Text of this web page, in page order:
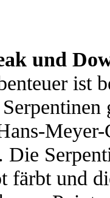
und
ist
Die
färbt und